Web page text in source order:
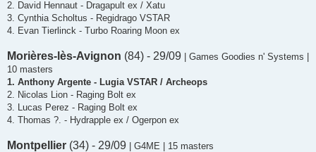
2. David Hennaut - Dragapult ex / Xatu
3. Cynthia Scholtus - Regidrago VSTAR
4. Evan Tierlinck - Turbo Roaring Moon ex
Morières-lès-Avignon (84) - 29/09 | Games Goodies n' Systems |
10 masters
1. Anthony Argente - Lugia VSTAR / Archeops
2. Nicolas Lion - Raging Bolt ex
3. Lucas Perez - Raging Bolt ex
4. Thomas ?. - Hydrapple ex / Ogerpon ex
Montpellier (34) - 29/09 | G4ME | 15 masters